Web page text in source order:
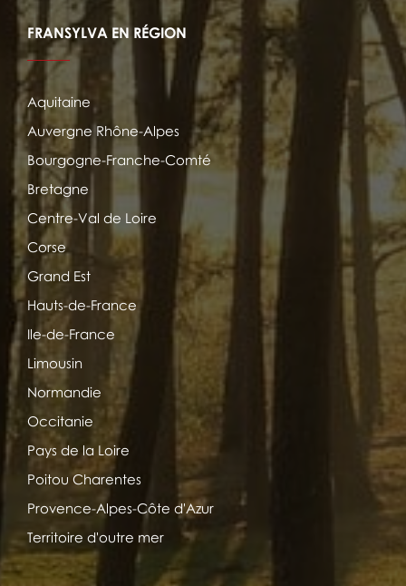
FRANSYLVA EN RÉGION
Aquitaine
Auvergne Rhône-Alpes
Bourgogne-Franche-Comté
Bretagne
Centre-Val de Loire
Corse
Grand Est
Hauts-de-France
Ile-de-France
Limousin
Normandie
Occitanie
Pays de la Loire
Poitou Charentes
Provence-Alpes-Côte d'Azur
Territoire d'outre mer